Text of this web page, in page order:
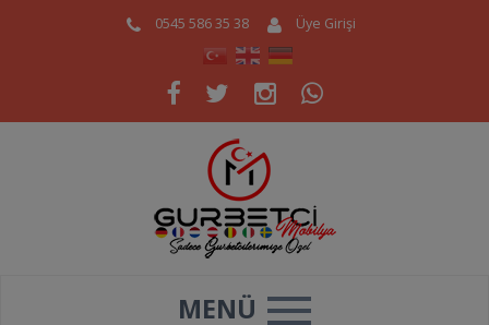
0545 586 35 38 Üye Girişi
MENÜ